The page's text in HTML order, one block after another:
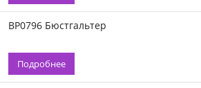
BP0796 Бюстгальтер
Подробнее